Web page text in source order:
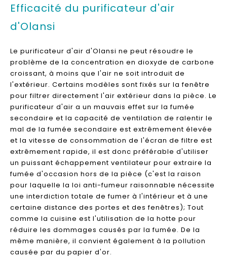
Efficacité du purificateur d'air
d'Olansi
Le purificateur d'air d'Olansi ne peut résoudre le
problème de la concentration en dioxyde de carbone
croissant, à moins que l'air ne soit introduit de
l'extérieur. Certains modèles sont fixés sur la fenêtre
pour filtrer directement l'air extérieur dans la pièce. Le
purificateur d'air a un mauvais effet sur la fumée
secondaire et la capacité de ventilation de ralentir le
mal de la fumée secondaire est extrêmement élevée
et la vitesse de consommation de l'écran de filtre est
extrêmement rapide, il est donc préférable d'utiliser
un puissant échappement ventilateur pour extraire la
fumée d'occasion hors de la pièce (c'est la raison
pour laquelle la loi anti-fumeur raisonnable nécessite
une interdiction totale de fumer à l'intérieur et à une
certaine distance des portes et des fenêtres); Tout
comme la cuisine est l'utilisation de la hotte pour
réduire les dommages causés par la fumée. De la
même manière, il convient également à la pollution
causée par du papier d'or.